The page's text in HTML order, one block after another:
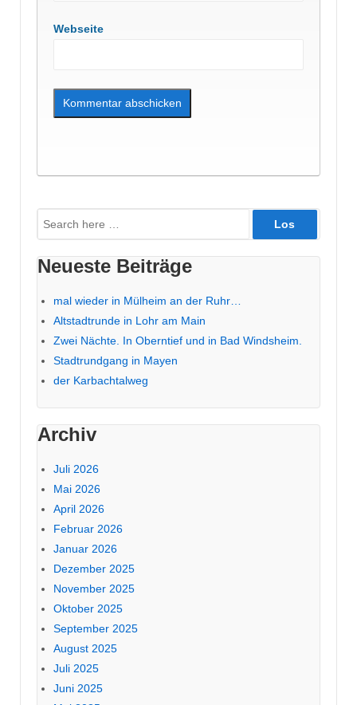
Webseite
Suche
nach:
Neueste Beiträge
mal wieder in Mülheim an der Ruhr…
Altstadtrunde in Lohr am Main
Zwei Nächte. In Oberntief und in Bad Windsheim.
Stadtrundgang in Mayen
der Karbachtalweg
Archiv
Juli 2026
Mai 2026
April 2026
Februar 2026
Januar 2026
Dezember 2025
November 2025
Oktober 2025
September 2025
August 2025
Juli 2025
Juni 2025